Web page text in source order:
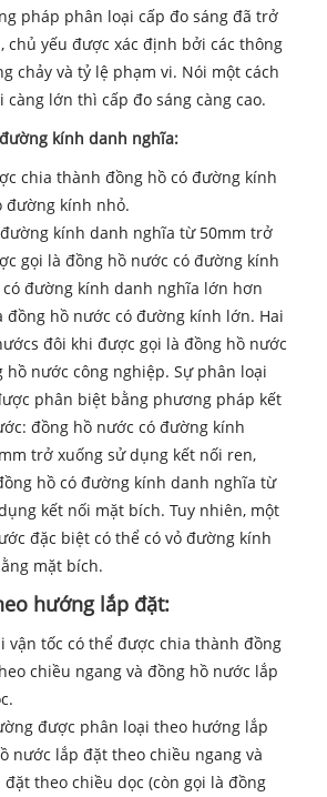
pháp phân loại cấp đo sáng đã trở
chủ yếu được xác định bởi các thông
chảy và tỷ lệ phạm vi. Nói một cách
càng lớn thì cấp đo sáng càng cao.
kính danh nghĩa:
chia thành đồng hồ có đường kính
đường kính nhỏ.
kính danh nghĩa từ 50mm trở
gọi là đồng hồ nước có đường kính
có đường kính danh nghĩa lớn hơn
đồng hồ nước có đường kính lớn. Hai
s đôi khi được gọi là đồng hồ nước
hồ nước công nghiệp. Sự phân loại
phân biệt bằng phương pháp kết
đồng hồ nước có đường kính
trở xuống sử dụng kết nối ren,
hồ có đường kính danh nghĩa từ
kết nối mặt bích. Tuy nhiên, một
đặc biệt có thể có vỏ đường kính
mặt bích.
hướng lắp đặt:
vận tốc có thể được chia thành đồng
chiều ngang và đồng hồ nước lắp
được phân loại theo hướng lắp
nước lắp đặt theo chiều ngang và
theo chiều dọc (còn gọi là đồng